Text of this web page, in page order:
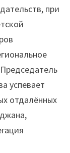
при
успевает
отдалённых